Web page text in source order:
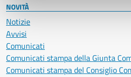
NOVITÀ
Notizie
Avvisi
Comunicati
Comunicati stampa della Giunta
Comunicati stampa del Consiglio